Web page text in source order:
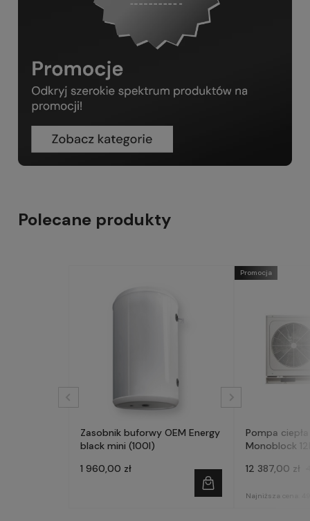
Polecane produkty
Zasobnik buforwy OEM Energy
black mini (100l)
1 960,00 zł
Pompa
Monoblock
12 387,00 zł
Najniższa cena:
Promocja